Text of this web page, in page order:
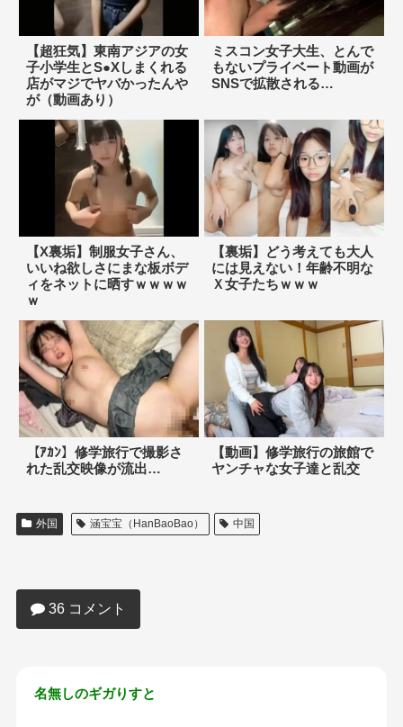
【超狂気】東南アジアの女
子小学生とS●Xしまくれる
店がマジでヤバかったんや
が（動画あり）
ミスコン女子大生、とんで
もないプライベート動画が
SNSで拡散される…
【X裏垢】制服女子さん、
いいね欲しさにまな板ボデ
ィをネットに晒すｗｗｗｗ
ｗ
【裏垢】どう考えても大人
には見えない！年齢不明な
Ｘ女子たちｗｗｗ
【ｱｶﾝ】修学旅行で撮影さ
れた乱交映像が流出…
【動画】修学旅行の旅館で
ヤンチャな女子達と乱交
外国 涵宝宝（HanBaoBao） 中国
キが見つかるｗｗｗｗｗｗｗｗ
36 コメント
名無しのギガりすと